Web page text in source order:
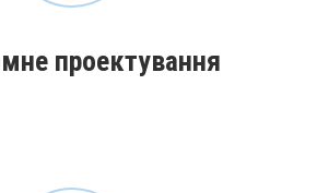
проектування